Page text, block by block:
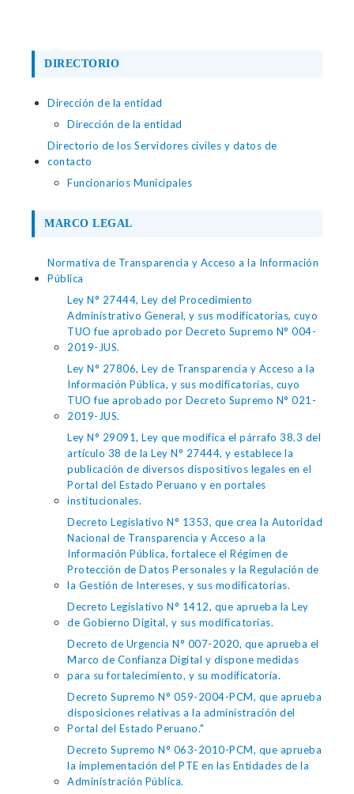
DIRECTORIO
Dirección de la entidad
Dirección de la entidad
Directorio de los Servidores civiles y datos de
contacto
Funcionarios Municipales
MARCO LEGAL
Normativa de Transparencia y Acceso a la Información
Pública
Ley N° 27444, Ley del Procedimiento
Administrativo General, y sus modificatorias, cuyo
TUO fue aprobado por Decreto Supremo N° 004-
2019-JUS.
Ley N° 27806, Ley de Transparencia y Acceso a la
Información Pública, y sus modificatorias, cuyo
TUO fue aprobado por Decreto Supremo N° 021-
2019-JUS.
Ley N° 29091, Ley que modifica el párrafo 38.3 del
artículo 38 de la Ley N° 27444, y establece la
publicación de diversos dispositivos legales en el
Portal del Estado Peruano y en portales
institucionales.
Decreto Legislativo N° 1353, que crea la Autoridad
Nacional de Transparencia y Acceso a la
Información Pública, fortalece el Régimen de
Protección de Datos Personales y la Regulación de
la Gestión de Intereses, y sus modificatorias.
Decreto Legislativo N° 1412, que aprueba la Ley
de Gobierno Digital, y sus modificatorias.
Decreto de Urgencia N° 007-2020, que aprueba el
Marco de Confianza Digital y dispone medidas
para su fortalecimiento, y su modificatoria.
Decreto Supremo N° 059-2004-PCM, que aprueba
disposiciones relativas a la administración del
Portal del Estado Peruano."
Decreto Supremo N° 063-2010-PCM, que aprueba
la implementación del PTE en las Entidades de la
Administración Pública.